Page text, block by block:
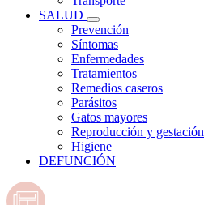
SALUD
Prevención
Síntomas
Enfermedades
Tratamientos
Remedios caseros
Parásitos
Gatos mayores
Reproducción y gestación
Higiene
DEFUNCIÓN